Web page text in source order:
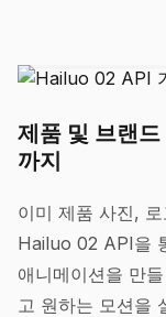
제품 및 브랜
까지
이미 제품 사진,
Hailuo 02 API을
애니메이션을 만
고 원하는 모션을